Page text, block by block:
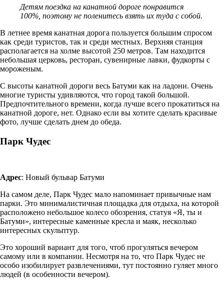
Детям поездка на канатной дороге понравится
100%, поэтому не поленитесь взять их туда с собой.
В летнее время канатная дорога пользуется большим спросом
как среди туристов, так и среди местных. Верхняя станция
располагается на холме высотой 250 метров. Там находится
небольшая церковь, ресторан, сувенирные лавки, фудкорты с
мороженым.
С высоты канатной дороги весь Батуми как на ладони. Очень
многие туристы удивляются, что город такой большой.
Предпочтительного времени, когда лучше всего прокатиться на
канатной дороге, нет. Однако если вы хотите сделать красивые
фото, лучше сделать днем до обеда.
Парк Чудес
Адрес: Новый бульвар Батуми
На самом деле, Парк Чудес мало напоминает привычные нам
парки. Это минималистичная площадка для отдыха, на которой
расположено небольшое колесо обозрения, статуя «Я, ты и
Батуми», интересные каменные кресла и маяк, несколько
интересных скульптур.
Это хороший вариант для того, чтоб прогуляться вечером
самому или в компании. Несмотря на то, что Парк Чудес не
особо изобилирует развлечениями, тут постоянно гуляет много
людей (в особенности вечером).